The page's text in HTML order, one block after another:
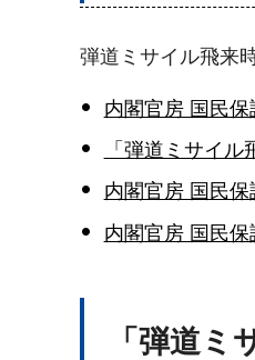
弾道ミサイル飛来
内閣官房 国民
「弾道ミサイ
内閣官房 国民
内閣官房 国民
「弾道